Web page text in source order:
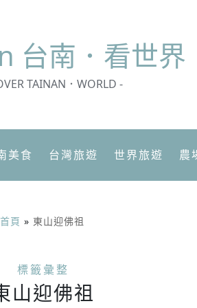
台南．看世界
TAINAN．WORLD -
美食 台灣旅遊 世界旅遊 農
首頁 » 東山迎佛祖
標籤彙整
山迎佛祖